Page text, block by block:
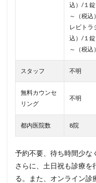
込）/１
～（税込
レビト
込）/１
～（税込
スタッフ 不明
無料カウンセ
リング
不明
都内医院数 8院
予約不要、待ち時間少な
さらに、土日祝も診療を
る。また、オンライン診